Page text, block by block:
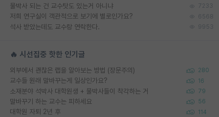
물박사 되는 건 교수탓도 있는거 아니냐 7233
저희 연구실이 객관적으로 보기에 별로인가요? 6568
석사 받았는데도 교수랑 연락한다. 9953
🔥 시선집중 핫한 인기글
외부에서 괜찮은 랩을 알아보는 방법 (장문주의) 280
교수들 원래 말바꾸는게 일상인가요? 16
소재분야 석박사 대학원생 + 물박사들이 착각하는 거 79
말바꾸기 하는 교수는 피하세요 56
대학원 자퇴 2년 후 114